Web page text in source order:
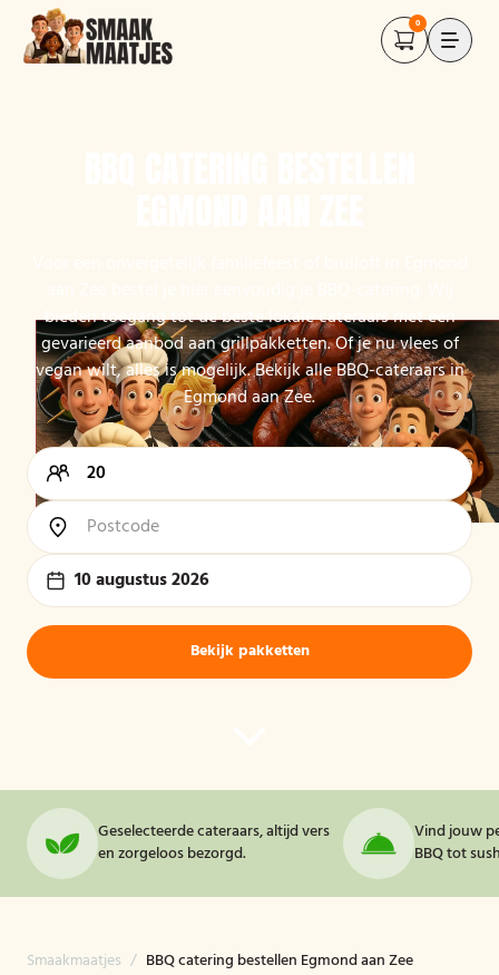
0
bieden toegang tot de beste lokale cateraars met een
gevarieerd aanbod aan grillpakketten. Of je nu vlees of
vegan wilt, alles is mogelijk. Bekijk alle BBQ-cateraars in
Egmond aan Zee.
10 augustus 2026
Bekijk pakketten
Geselecteerde cateraars, altijd vers
en zorgeloos bezorgd.
Vind jouw
BBQ tot
Smaakmaatjes / BBQ catering bestellen Egmond aan Zee